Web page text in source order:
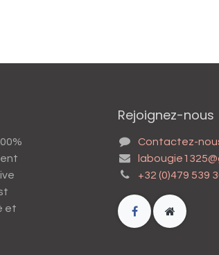
et
Rejoignez-nous
Contactez-
+32 (0)479 539